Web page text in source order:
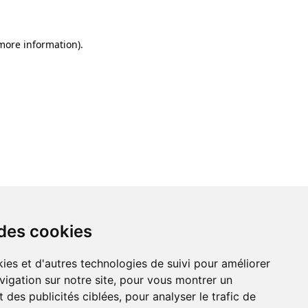
cookies
et d'autres technologies de suivi pour améliorer
sur notre site, pour vous montrer un
des publicités ciblées, pour analyser le trafic de
information).